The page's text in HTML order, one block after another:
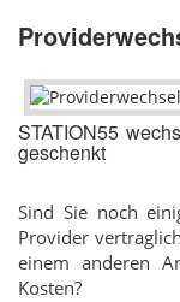
STATION55
geschenkt
Sind Sie noch
Provider
einem anderen
Kosten?